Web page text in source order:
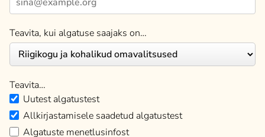
Teavita, kui algatuse saajaks on…
Teavita…
Uutest algatustest
Allkirjastamisele saadetud algatustest
Algatuste menetlusinfost